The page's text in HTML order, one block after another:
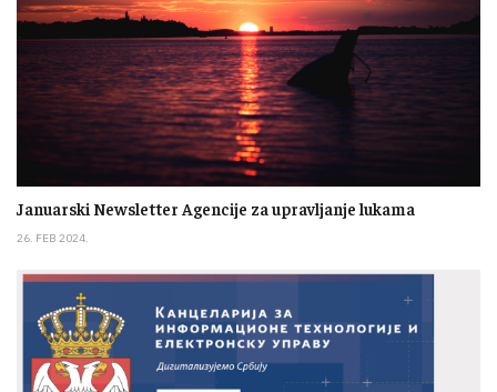
Januarski Newsletter Agencije za upravljanje lukama
26. FEB 2024.